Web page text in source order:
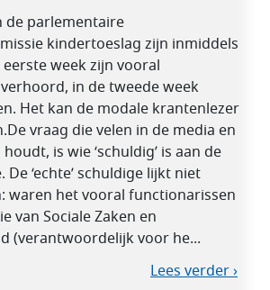
de parlementaire
kindertoeslag zijn inmiddels
week zijn vooral
in de tweede week
Het kan de modale krantenlezer
vraag die velen in de media en
is wie ‘schuldig’ is aan de
‘echte’ schuldige lijkt niet
waren het vooral functionarissen
van Sociale Zaken en
(verantwoordelijk voor he...
Lees verder ›